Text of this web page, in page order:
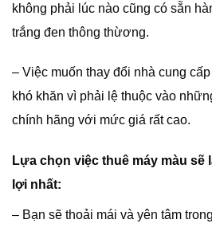
không phải lúc nào cũng có sẵn
trắng đen thông thừơng.
– Việc muốn thay đổi nhà cung
khó khăn vì phải lệ thuộc vào
chính hãng với mức giá rất cao.
Lựa chọn việc thuê máy màu sẽ
lợi nhất:
– Bạn sẽ thoải mái và yên tâm